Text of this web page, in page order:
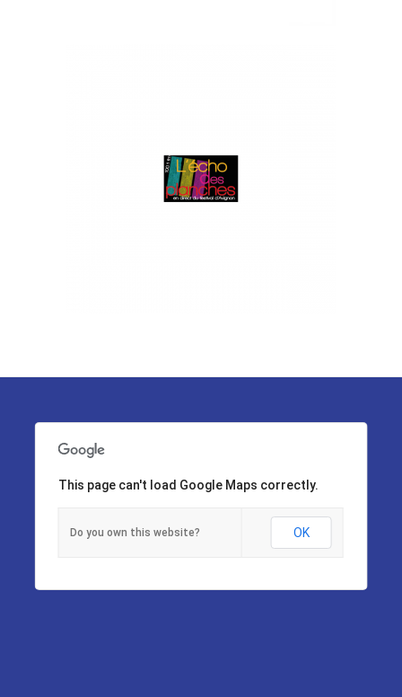
This page can't load Google Maps correctly.
Do you own this website? OK